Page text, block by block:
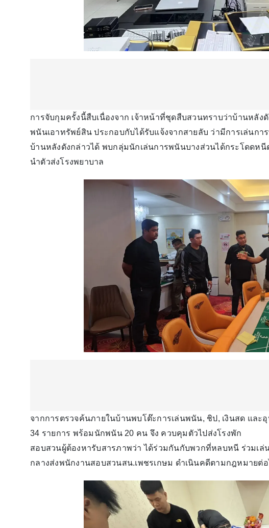
การจับกุมครั้งนี้สืบเนื่องจาก เจ้าหน้าที่ชุดสืบสวนทราบว่าบ้านหลัง
พนันเอาทรัพย์สิน ประกอบกับได้รับแจ้งจากสายลับ ว่ามีการเล่นกา
บ้านหลังดังกล่าวได้ พบกลุ่มนักเล่นการพนันบางส่วนได้กระโดดหนี
นำตัวส่งโรงพยาบาล
จากการตรวจค้นภายในบ้านพบโต๊ะการเล่นพนัน, ชิป, เงินสด แล
34 รายการ พร้อมนักพนัน 20 คน จึง ควบคุมตัวไปส่งโรงพัก
สอบสวนผู้ต้องหารับสารภาพว่า ได้ร่วมกันกับพวกที่หลบหนี ร่วมเ
กลางส่งพนักงานสอบสวนสน.เพชรเกษม ดำเนินคดีตามกฎหมายต่อ